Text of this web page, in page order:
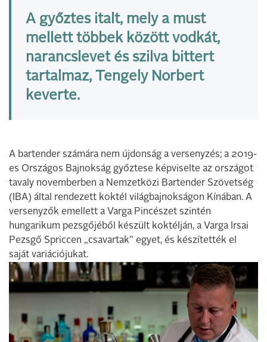
A győztes italt, mely a must
mellett többek között vodkát,
narancslevet és szilva bittert
tartalmaz, Tengely Norbert
keverte.
A bartender számára nem újdonság a versenyzés; a 2019-
es Országos Bajnokság győztese képviselte az országot
tavaly novemberben a Nemzetközi Bartender Szövetség
(IBA) által rendezett koktél világbajnokságon Kínában. A
versenyzők emellett a Varga Pincészet szintén
hungarikum pezsgőjéből készült koktélján, a Varga Irsai
Pezsgő Spriccen „csavartak” egyet, és készítették el
saját variációjukat.